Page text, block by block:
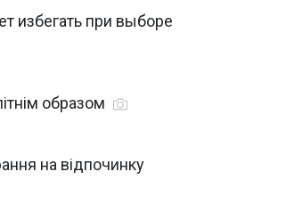
избегать при выборе
образом
на відпочинку